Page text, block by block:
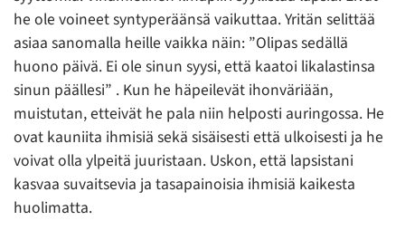
he ole voineet syntyperäänsä vaikuttaa. Yritän selittää
asiaa sanomalla heille vaikka näin: ”Olipas sedällä
huono päivä. Ei ole sinun syysi, että kaatoi likalastinsa
sinun päällesi” . Kun he häpeilevät ihonväriään,
muistutan, etteivät he pala niin helposti auringossa. He
ovat kauniita ihmisiä sekä sisäisesti että ulkoisesti ja he
voivat olla ylpeitä juuristaan. Uskon, että lapsistani
kasvaa suvaitsevia ja tasapainoisia ihmisiä kaikesta
huolimatta.